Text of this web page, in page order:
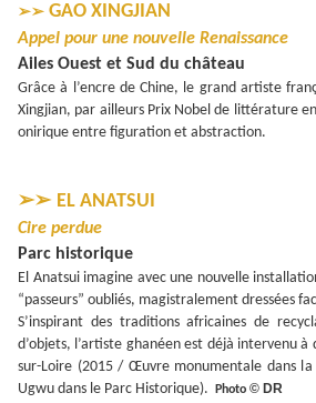
➢➢ GAO XINGJIAN
Appel pour une nouvelle Renaissance
Ailes Ouest et Sud du château
Grâce à l’encre de Chine, le grand artiste
Xingjian, par ailleurs Prix Nobel de littérature
onirique entre figuration et abstraction.
➢➢ EL ANATSUI
Cire perdue
Parc historique
El Anatsui imagine avec une nouvelle
“passeurs” oubliés, magistralement dressées
S’inspirant des traditions africaines de
d’objets, l’artiste ghanéen est déjà intervenu à
sur-Loire (2015 / Œuvre monumentale dans la
Ugwu dans le Parc Historique).
Photo © DR